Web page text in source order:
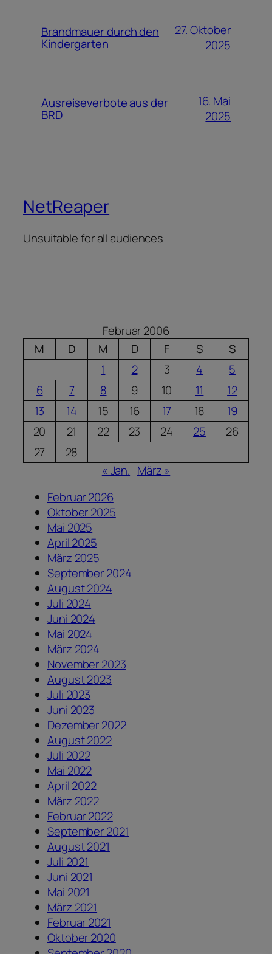
Brandmauer durch den
Kindergarten
27. Oktober
2025
Ausreiseverbote aus der
BRD
16. Mai
2025
NetReaper
Unsuitable for all audiences
Februar 2006
M
D M D F S
S
1
2 3 4
5
6
7 8 9 10 11
12
13
14 15 16 17 18
19
20
21 22 23 24 25
26
27
28
« Jan. März »
Februar 2026
Oktober 2025
Mai 2025
April 2025
März 2025
September 2024
August 2024
Juli 2024
Juni 2024
Mai 2024
März 2024
November 2023
August 2023
Juli 2023
Juni 2023
Dezember 2022
August 2022
Juli 2022
Mai 2022
April 2022
März 2022
Februar 2022
September 2021
August 2021
Juli 2021
Juni 2021
Mai 2021
März 2021
Februar 2021
Oktober 2020